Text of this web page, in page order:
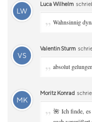
LW
Luca Wilhelm
„ Wahnsinnig
VS
Valentin Sturm
„ absolut
MK
Moritz Konrad
„ 🌺 Ich finde,